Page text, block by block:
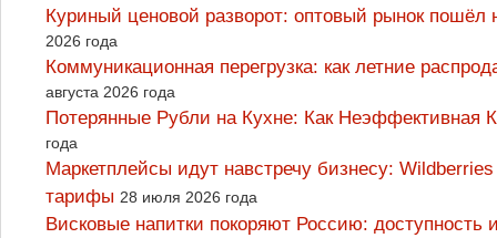
Куриный ценовой разворот: оптовый рынок
2026 года
Коммуникационная перегрузка: как летние
августа 2026 года
Потерянные Рубли на Кухне: Как
года
Маркетплейсы идут навстречу бизнесу:
тарифы 28 июля 2026 года
Висковые напитки покоряют Россию: